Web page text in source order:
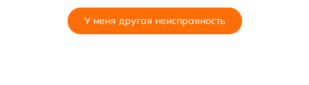
У меня другая неисправность